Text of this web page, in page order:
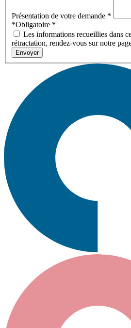
Présentation de votre demande *
*Obligatoire *
Les informations recueillies dans
rétractation, rendez-vous sur notre
Envoyer